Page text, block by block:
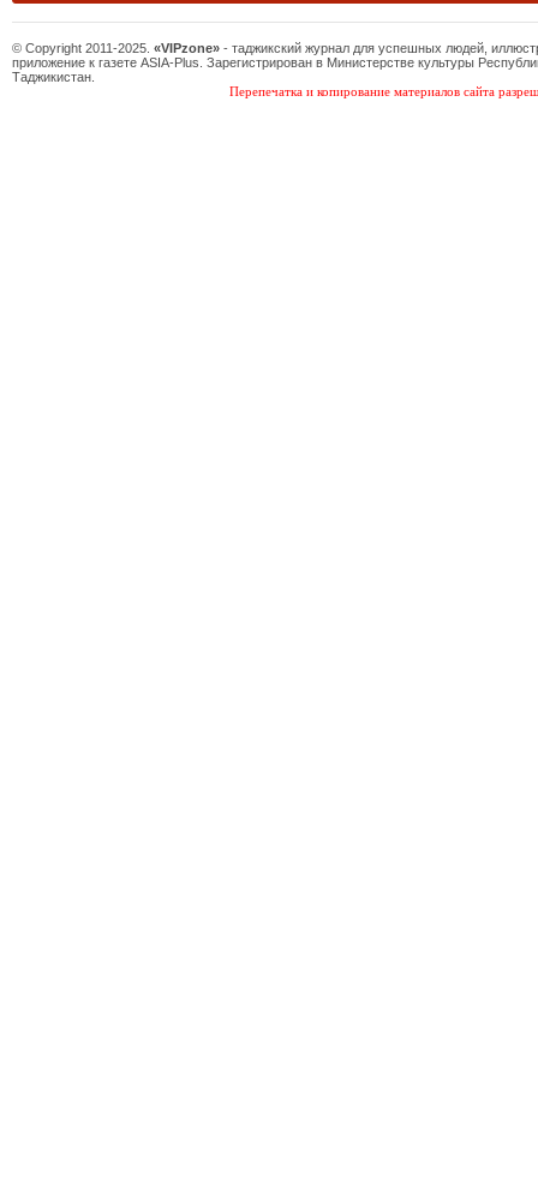
© Copyright 2011-2025. «VIPzone» - таджикский журнал для успешных людей,
приложение к газете ASIA-Plus. Зарегистрирован в Министерстве культуры
Таджикистан.
Перепечатка и копирование материалов сайта